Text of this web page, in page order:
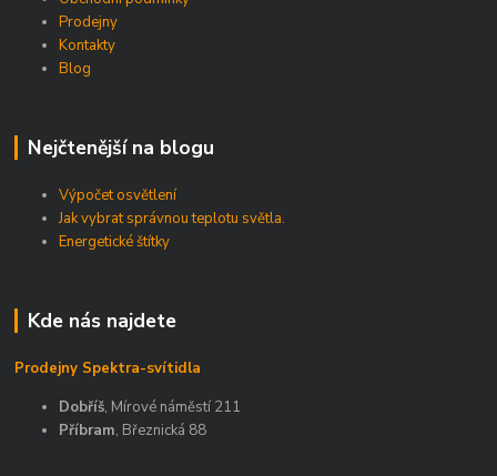
Prodejny
Kontakty
Blog
Nejčtenější na blogu
Výpočet osvětlení
Jak vybrat správnou teplotu světla.
Energetické štítky
Kde nás najdete
Prodejny Spektra-svítidla
Dobříš, Mírové náměstí 211
Příbram, Březnická 88